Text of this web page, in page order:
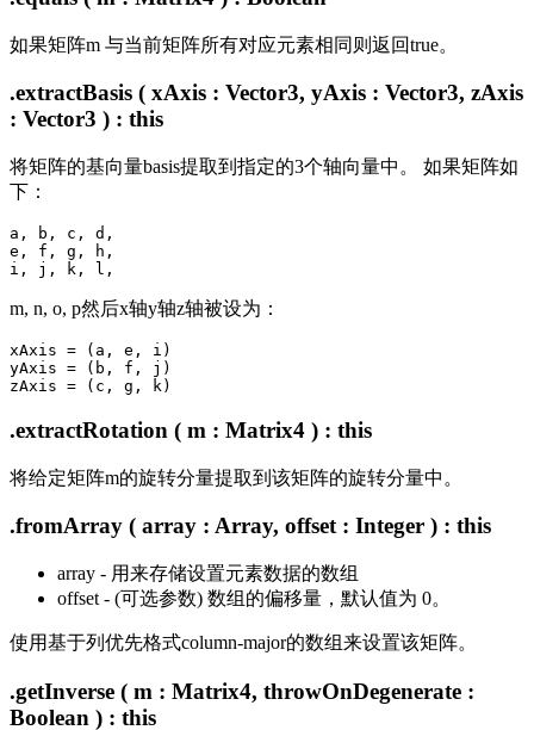
如果矩阵m 与当前矩阵所有对应元素相同则返回true。
.extractBasis ( xAxis : Vector3, yAxis : Vector3, zAxis
: Vector3 ) : this
将矩阵的基向量basis提取到指定的3个轴向量中。 如果矩阵如
下：
a, b, c, d,
e, f, g, h,
m, n, o, p然后x轴y轴z轴被设为：
xAxis = (a, e, i)
yAxis = (b, f, j)
.extractRotation ( m : Matrix4 ) : this
将给定矩阵m的旋转分量提取到该矩阵的旋转分量中。
.fromArray ( array : Array, offset : Integer ) : this
array - 用来存储设置元素数据的数组
offset - (可选参数) 数组的偏移量，默认值为 0。
使用基于列优先格式column-major的数组来设置该矩阵。
.getInverse ( m : Matrix4, throwOnDegenerate :
Boolean ) : this